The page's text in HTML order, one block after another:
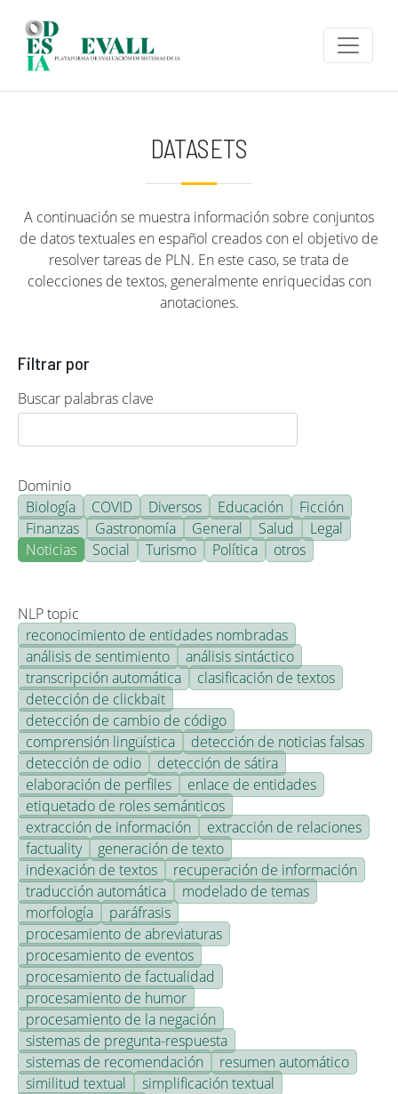
DATASETS
A continuación se muestra información sobre conjuntos
de datos textuales en español creados con el objetivo de
resolver tareas de PLN. En este caso, se trata de
colecciones de textos, generalmente enriquecidas con
anotaciones.
Filtrar por
Buscar palabras clave
Dominio
Biología
COVID Diversos Educación
Ficción
Finanzas
Gastronomía General Salud
Legal
Noticias
Social Turismo Política otros
NLP topic
reconocimiento de entidades nombradas
análisis de sentimiento
análisis sintáctico
transcripción automática
clasificación de textos
detección de clickbait
detección de cambio de código
comprensión lingüística
detección de noticias falsas
detección de odio
detección de sátira
elaboración de perfiles
enlace de entidades
etiquetado de roles semánticos
extracción de información
extracción de relaciones
factuality
generación de texto
indexación de textos
recuperación de información
traducción automática
modelado de temas
morfología
paráfrasis
procesamiento de abreviaturas
procesamiento de eventos
procesamiento de factualidad
procesamiento de humor
procesamiento de la negación
sistemas de pregunta-respuesta
sistemas de recomendación
resumen automático
similitud textual
simplificación textual